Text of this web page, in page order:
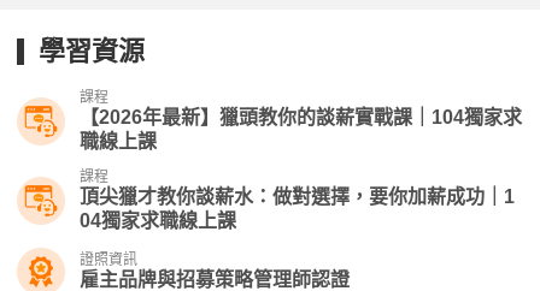
學習資源
課程
【2026年最新】獵頭教你的談薪實戰課｜104獨家求
職線上課
課程
頂尖獵才教你談薪水：做對選擇，要你加薪成功｜1
04獨家求職線上課
證照資訊
雇主品牌與招募策略管理師認證